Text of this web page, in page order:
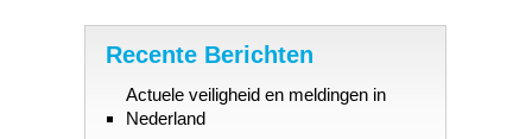
Recente Berichten
Actuele veiligheid en meldingen in
Nederland